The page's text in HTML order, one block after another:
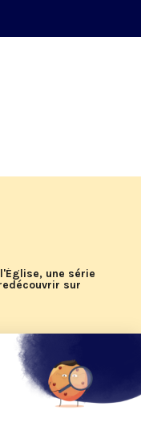
une série
sur
2026 de KTO